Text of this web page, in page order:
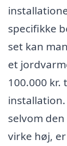
specifikke
set kan
et
100.000 kr.
selvom
virke høj,